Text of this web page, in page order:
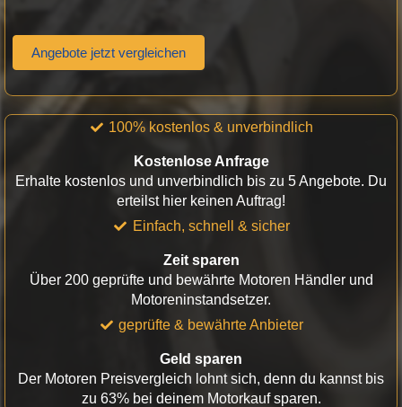
Angebote jetzt vergleichen
100% kostenlos & unverbindlich
Kostenlose Anfrage
Erhalte kostenlos und unverbindlich bis zu 5 Angebote. Du
erteilst hier keinen Auftrag!
Einfach, schnell & sicher
Zeit sparen
Über 200 geprüfte und bewährte Motoren Händler und
Motoreninstandsetzer.
geprüfte & bewährte Anbieter
Geld sparen
Der Motoren Preisvergleich lohnt sich, denn du kannst bis
zu 63% bei deinem Motorkauf sparen.